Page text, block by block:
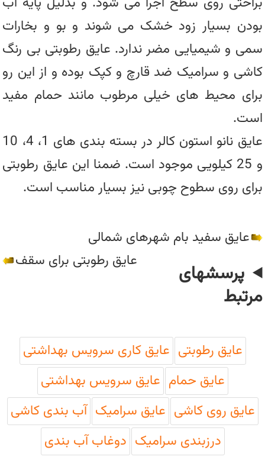
بودن بسیار زود خشک می شوند و بو و بخارات
سمی و شیمیایی مضر ندارد. عایق رطوبتی بی رنگ
کاشی و سرامیک ضد قارچ و کپک بوده و از این رو
برای محیط های خیلی مرطوب مانند حمام مفید
است.
عایق نانو استون کالر در بسته بندی های 1، 4، 10
و 25 کیلویی موجود است. ضمنا این عایق رطوبتی
برای روی سطوح چوبی نیز بسیار مناسب است.
عایق سفید بام شهرهای شمالی
عایق رطوبتی برای سقف
پرسشهای
مرتبط
عایق رطوبتی عایق کاری سرویس بهداشتی
عایق حمام عایق سرویس بهداشتی
عایق روی کاشی عایق سرامیک آب بندی کاشی
درزبندی سرامیک دوغاب آب بندی